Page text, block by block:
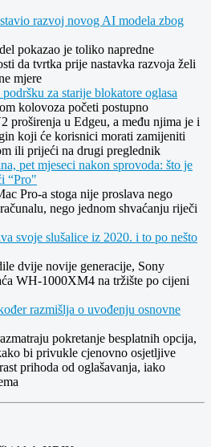
razvoj novog AI modela zbog
pokazao je toliko napredne
da tvrtka prije nastavka razvoja želi
mjere
za starije blokatore oglasa
kolovoza početi postupno
proširenja u Edgeu, a među njima je i
koji će korisnici morati zamijeniti
ili prijeći na drugi preglednik
pet mjeseci nakon sprovoda: što je
“Pro"
Pro-a stoga nije proslava nego
nego jednom shvaćanju riječi
svoje slušalice iz 2020. i to po nešto
dvije novije generacije, Sony
WH-1000XM4 na tržište po cijeni
razmišlja o uvođenju osnovne
pokretanje besplatnih opcija,
bi privukle cjenovno osjetljive
prihoda od oglašavanja, iako